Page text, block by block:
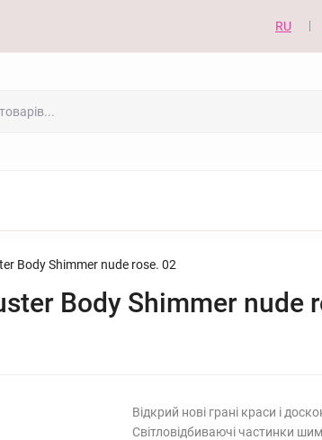
RU
Body Shimmer nude rose. 02
Body Shimmer nude
Відкрий нові грані краси і
Світловідбиваючі частинки